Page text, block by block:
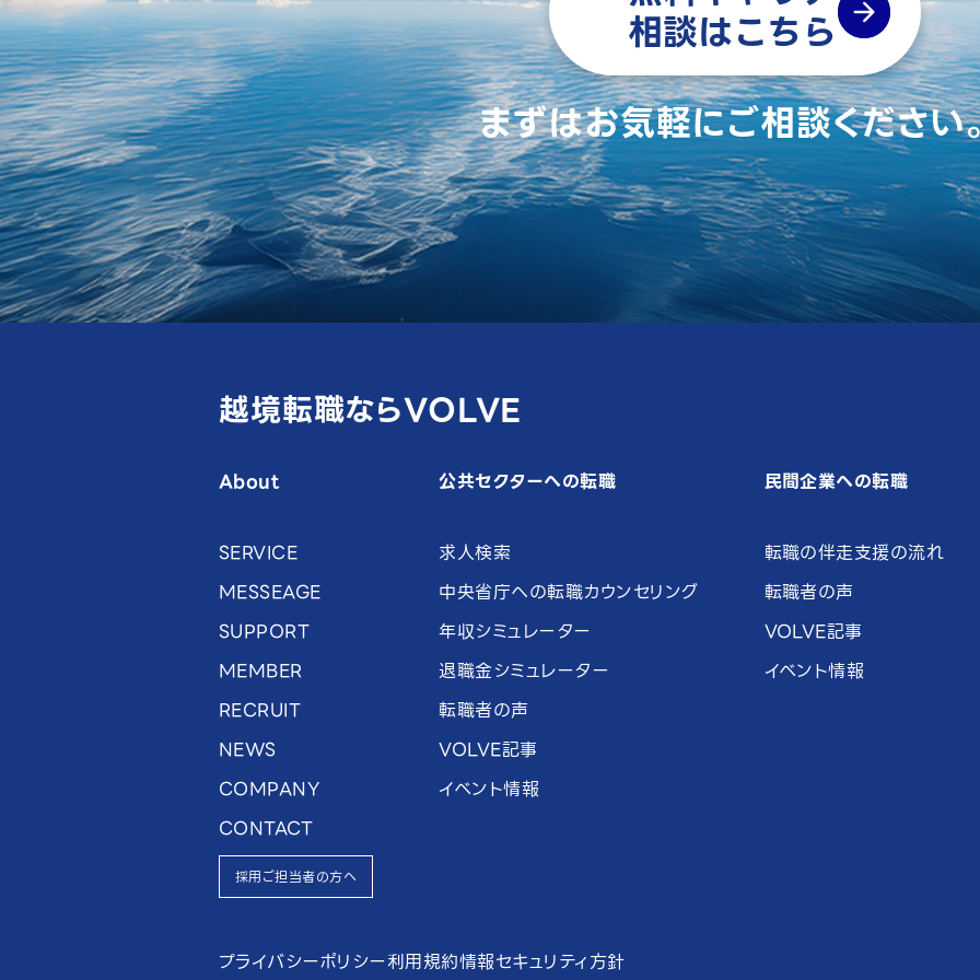
相談はこちら
まずはお気軽にご相談ください
越境転職ならVOLVE
About
SERVICE
MESSEAGE
SUPPORT
MEMBER
RECRUIT
NEWS
COMPANY
CONTACT
採用ご担当者の方へ
公共セクターへの転職
求人検索
中央省庁への転職カウンセリング
年収シミュレーター
退職金シミュレーター
転職者の声
VOLVE記事
イベント情報
民間企業への転職
転職の伴走支援の流れ
転職者の声
VOLVE記事
イベント情報
プライバシーポリシー利用規約情報セキュリティ方針